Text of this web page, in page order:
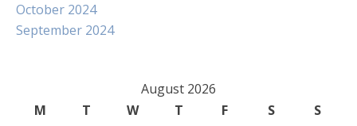
October 2024
September 2024
August 2026
M
T W T F S
S